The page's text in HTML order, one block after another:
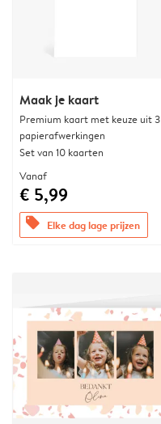
Maak je kaart
Premium kaart met keuze uit 3
papierafwerkingen
Set van 10 kaarten
Vanaf
€ 5,99
offers Elke dag lage prijzen